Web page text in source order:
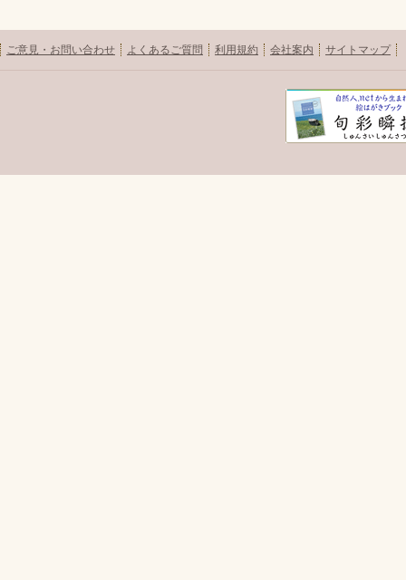
ご意見・お問い合わせ よくあるご質問 利用規約 会社案内 サイトマップ